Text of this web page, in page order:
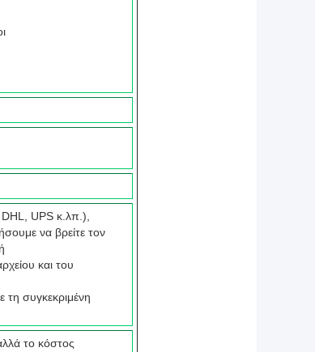
UPS κ.λπ.),
να βρείτε τον
και του
συγκεκριμένη
το κόστος